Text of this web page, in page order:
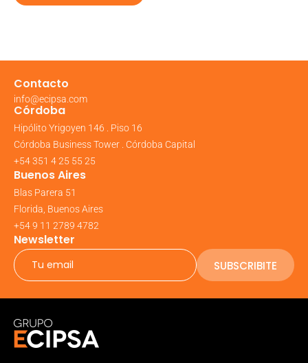
Contacto
info@ecipsa.com
Córdoba
Hipólito Yrigoyen 146 . Piso 16
Córdoba Business Tower . Córdoba Capital
+54 351 4 25 55 25
Buenos Aires
Blas Parera 51
Florida, Buenos Aires
+54 9 11 2789 4782
Newsletter
SUBSCRIBITE